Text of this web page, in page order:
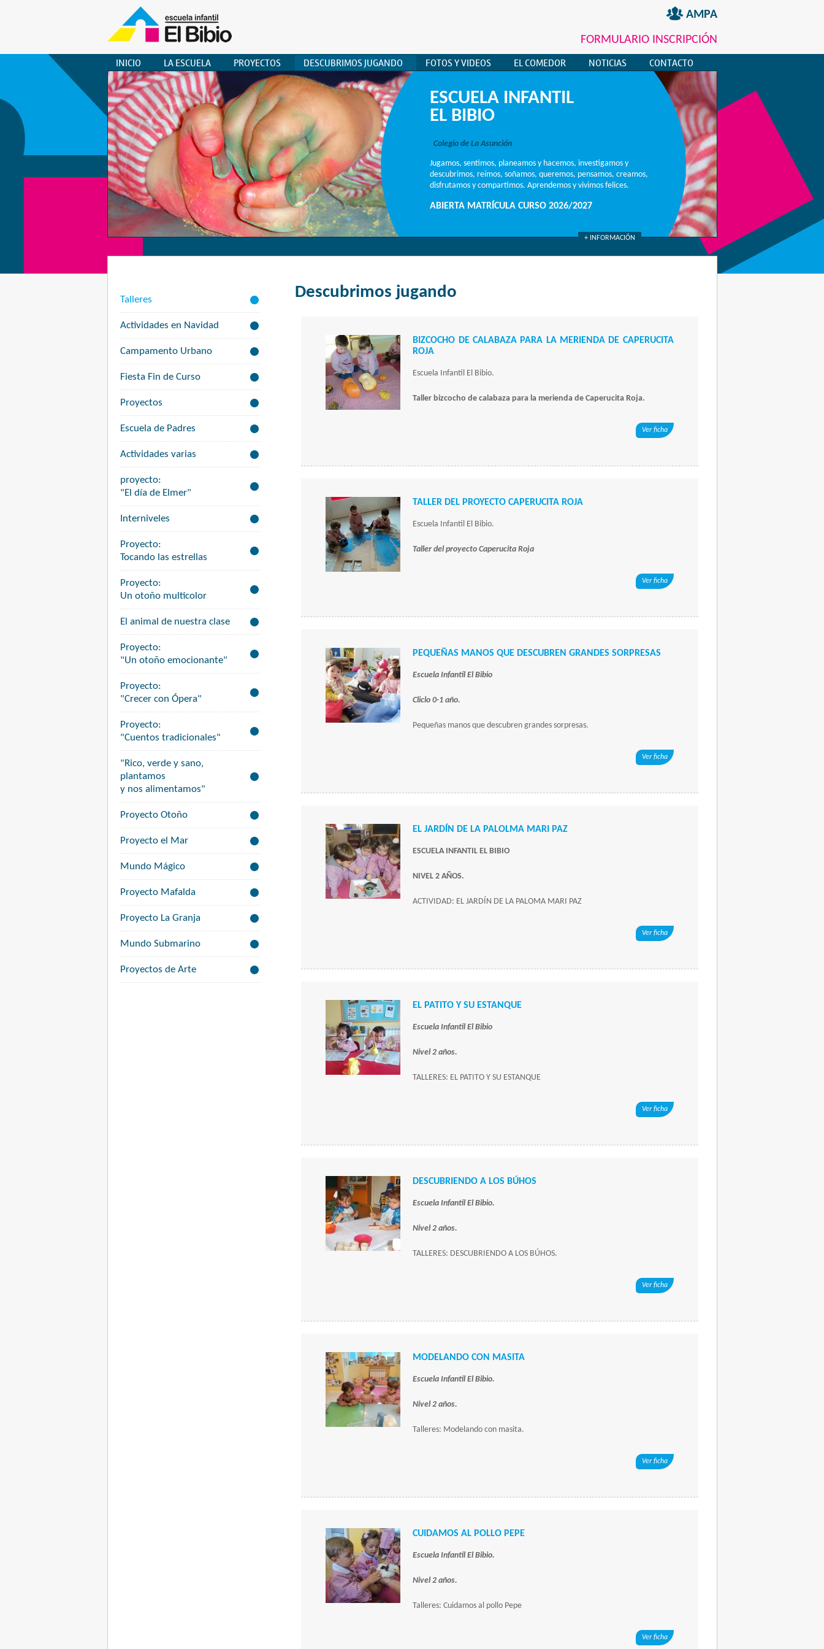
AMPA
FORMULARIO INSCRIPCIÓN
INICIO LA ESCUELA PROYECTOS DESCUBRIMOS JUGANDO FOTOS Y VIDEOS EL COMEDOR NOTICIAS CONTACTO
ESCUELA INFANTIL
EL BIBIO
Colegio de La Asunción
Jugamos, sentimos, planeamos y hacemos, investigamos y
descubrimos, reímos, soñamos, queremos, pensamos, creamos,
disfrutamos y compartimos. Aprendemos y vivimos felices.
ABIERTA MATRÍCULA CURSO 2026/2027
+ INFORMACIÓN
Talleres
Actividades en Navidad
Campamento Urbano
Fiesta Fin de Curso
Proyectos
Escuela de Padres
Actividades varias
proyecto:
"El día de Elmer"
Interniveles
Proyecto:
Tocando las estrellas
Proyecto:
Un otoño multicolor
El animal de nuestra clase
Proyecto:
"Un otoño emocionante"
Proyecto:
"Crecer con Ópera"
Proyecto:
"Cuentos tradicionales"
"Rico, verde y sano,
plantamos
y nos alimentamos"
Proyecto Otoño
Proyecto el Mar
Mundo Mágico
Proyecto Mafalda
Proyecto La Granja
Mundo Submarino
Proyectos de Arte
Descubrimos jugando
BIZCOCHO DE CALABAZA PARA LA MERIENDA DE CAPERUCITA
ROJA
Escuela Infantil El Bibio.
Taller bizcocho de calabaza para la merienda de Caperucita Roja.
Ver ficha
TALLER DEL PROYECTO CAPERUCITA ROJA
Escuela Infantil El Bibio.
Taller del proyecto Caperucita Roja
Ver ficha
PEQUEÑAS MANOS QUE DESCUBREN GRANDES SORPRESAS
Escuela Infantil El Bibio
Cliclo 0-1 año.
Pequeñas manos que descubren grandes sorpresas.
Ver ficha
EL JARDÍN DE LA PALOLMA MARI PAZ
ESCUELA INFANTIL EL BIBIO
NIVEL 2 AÑOS.
ACTIVIDAD: EL JARDÍN DE LA PALOMA MARI PAZ
Ver ficha
EL PATITO Y SU ESTANQUE
Escuela Infantil El Bibio
Nivel 2 años.
TALLERES: EL PATITO Y SU ESTANQUE
Ver ficha
DESCUBRIENDO A LOS BÚHOS
Escuela Infantil El Bibio.
Nivel 2 años.
TALLERES: DESCUBRIENDO A LOS BÚHOS.
Ver ficha
MODELANDO CON MASITA
Escuela Infantil El Bibio.
Nivel 2 años.
Talleres: Modelando con masita.
Ver ficha
CUIDAMOS AL POLLO PEPE
Escuela Infantil El Bibio.
Nivel 2 años.
Talleres: Cuidamos al pollo Pepe
Ver ficha